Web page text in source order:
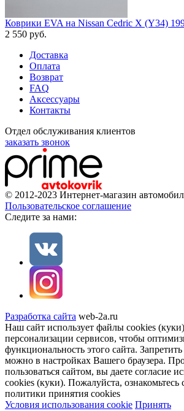
Коврики EVA на Nissan Cedric X (Y34)
2 550 руб.
Доставка
Оплата
Возврат
FAQ
Аксессуары
Контакты
Отдел обслуживания клиентов
заказать звонок
© 2012-2023 Интернет-магазин
Пользовательское соглашение
Cледите за нами:
Разработка сайта web-2a.ru
Наш сайт использует файлы cookies
персонализации сервисов, чтобы
функциональность этого сайта.
можно в настройках Вашего браузера.
пользоваться сайтом, вы даете согласие
cookies (куки). Пожалуйста, ознакомьтесь
политики принятия сookies
Условия использования cookie Принять